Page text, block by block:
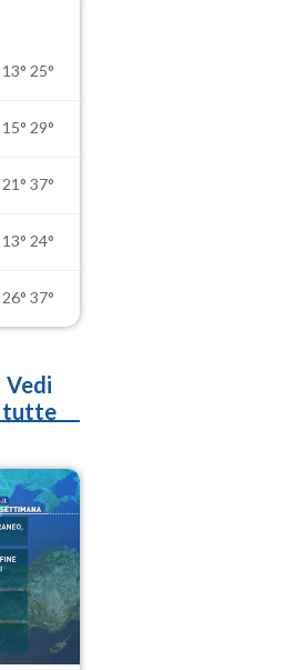
13° 25°
15° 29°
21° 37°
13° 24°
26° 37°
Vedi
tutte